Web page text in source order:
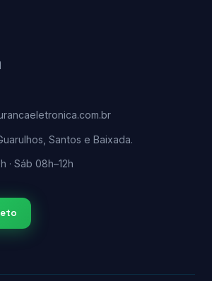
Santos e Baixada.
· Sáb 08h–12h